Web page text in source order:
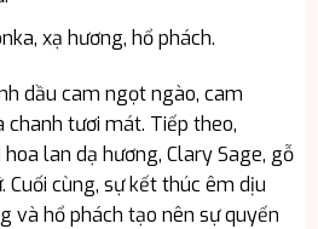
xạ hương, hổ phách.
dầu cam ngọt ngào, cam
tươi mát. Tiếp theo,
lan dạ hương, Clary Sage, gỗ
cùng, sự kết thúc êm dịu
và hổ phách tạo nên sự quyến